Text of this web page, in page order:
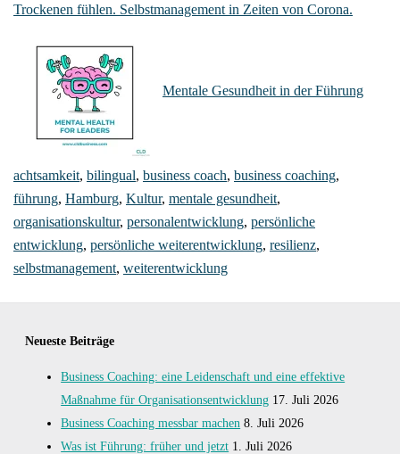
Trockenen fühlen. Selbstmanagement in Zeiten von Corona.
Mentale Gesundheit in der Führung
achtsamkeit, bilingual, business coach, business coaching,
führung, Hamburg, Kultur, mentale gesundheit,
organisationskultur, personalentwicklung, persönliche
entwicklung, persönliche weiterentwicklung, resilienz,
selbstmanagement, weiterentwicklung
Neueste Beiträge
Business Coaching: eine Leidenschaft und eine effektive
Maßnahme für Organisationsentwicklung 17. Juli 2026
Business Coaching messbar machen 8. Juli 2026
Was ist Führung: früher und jetzt 1. Juli 2026